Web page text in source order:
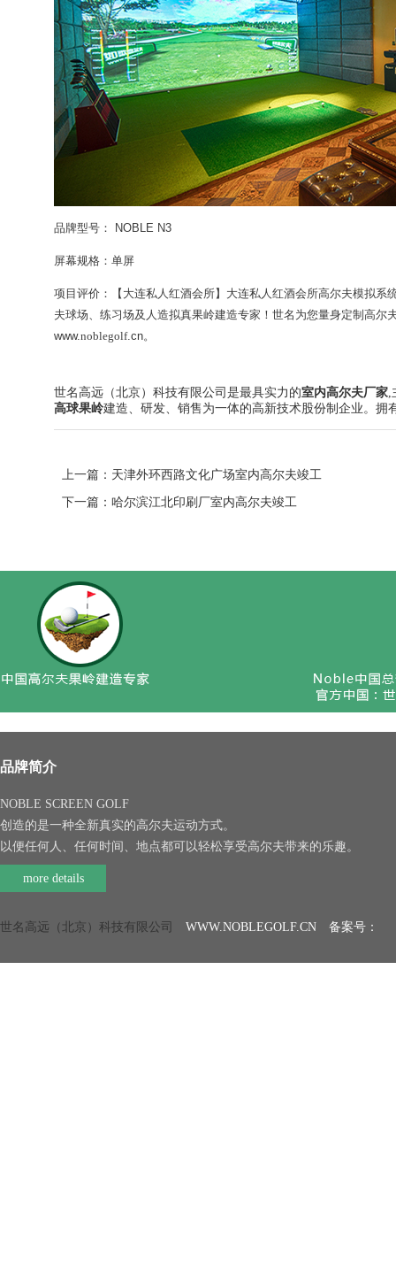
品牌型号： NOBLE N3
屏幕规格：单屏
项目评价：【 大连私人红酒会所】 大连私人红酒会所高尔夫模拟系
夫球场、练习场及人造拟真果岭建造专家！世名为您量身定制高
www.noblegolf.cn。
世名高远（北京）科技有限公司是最具实力的室内高尔夫厂家,
高球果岭建造、研发、销售为一体的高新技术股份制企业。拥
上一篇： 天津外环西路文化广场室内高尔夫竣工
下一篇： 哈尔滨江北印刷厂室内高尔夫竣工
品牌简介
NOBLE SCREEN GOLF
创造的是一种全新真实的高尔夫运动方式。
以便任何人、任何时间、地点都可以轻松享受高尔夫带来的乐趣。
more details
世名高远（北京）科技有限公司 WWW.NOBLEGOLF.CN 备案号：